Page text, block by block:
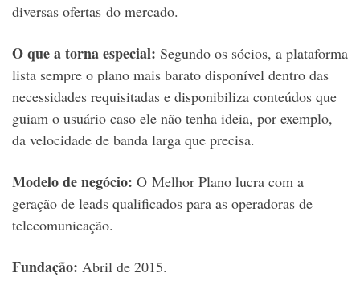
diversas ofertas do mercado.
O que a torna especial: Segundo os sócios, a plataforma
lista sempre o plano mais barato disponível dentro das
necessidades requisitadas e disponibiliza conteúdos que
guiam o usuário caso ele não tenha ideia, por exemplo,
da velocidade de banda larga que precisa.
Modelo de negócio: O Melhor Plano lucra com a
geração de leads qualificados para as operadoras de
telecomunicação.
Fundação: Abril de 2015.